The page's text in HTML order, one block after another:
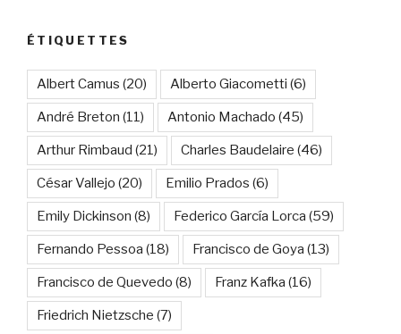
ÉTIQUETTES
Albert Camus (20) Alberto Giacometti (6)
André Breton (11) Antonio Machado (45)
Arthur Rimbaud (21) Charles Baudelaire (46)
César Vallejo (20) Emilio Prados (6)
Emily Dickinson (8) Federico García Lorca (59)
Fernando Pessoa (18) Francisco de Goya (13)
Francisco de Quevedo (8) Franz Kafka (16)
Friedrich Nietzsche (7)